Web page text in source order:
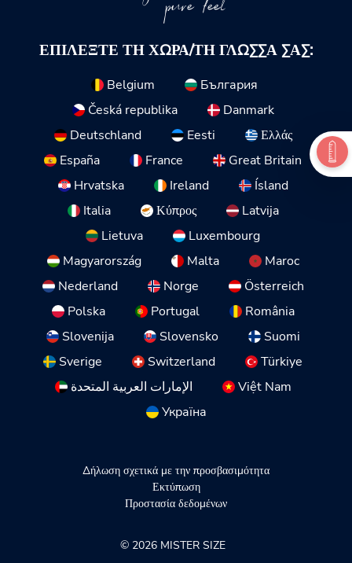
ΕΠΙΛΈΞΤΕ ΤΗ ΧΏΡΑ/ΤΗ ΓΛΏΣΣΑ ΣΑΣ:
Belgium
България
Česká republika
Danmark
Deutschland
Eesti
Ελλάς
España
France
Great Britain
Hrvatska
Ireland
Ísland
Italia
Κύπρος
Latvija
Lietuva
Luxembourg
Magyarország
Malta
Maroc
Nederland
Norge
Österreich
Polska
Portugal
România
Slovenija
Slovensko
Suomi
Sverige
Switzerland
Türkiye
الإمارات العربية المتحدة
Việt Nam
Україна
Δήλωση σχετικά με την προσβασιμότητα
Εκτύπωση
Προστασία δεδομένων
© 2026 MISTER SIZE